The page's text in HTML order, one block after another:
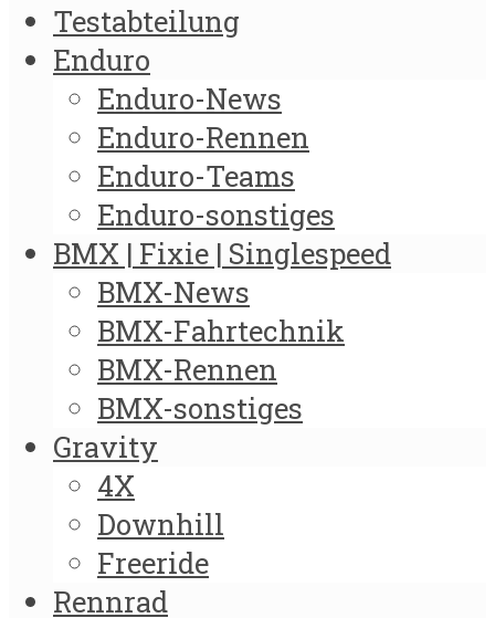
Testabteilung
Enduro
Enduro-News
Enduro-Rennen
Enduro-Teams
Enduro-sonstiges
BMX | Fixie | Singlespeed
BMX-News
BMX-Fahrtechnik
BMX-Rennen
BMX-sonstiges
Gravity
4X
Downhill
Freeride
Rennrad